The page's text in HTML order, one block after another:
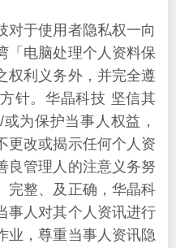
对于使用者隐私权一向
「电脑处理个人资料保
权利义务外，并完全遵
针。华晶科技 坚信其
为保护当事人权益，
更改或揭示任何个人资
良管理人的注意义务努
完整、及正确，华晶科
事人对其个人资讯进行
业，尊重当事人资讯隐